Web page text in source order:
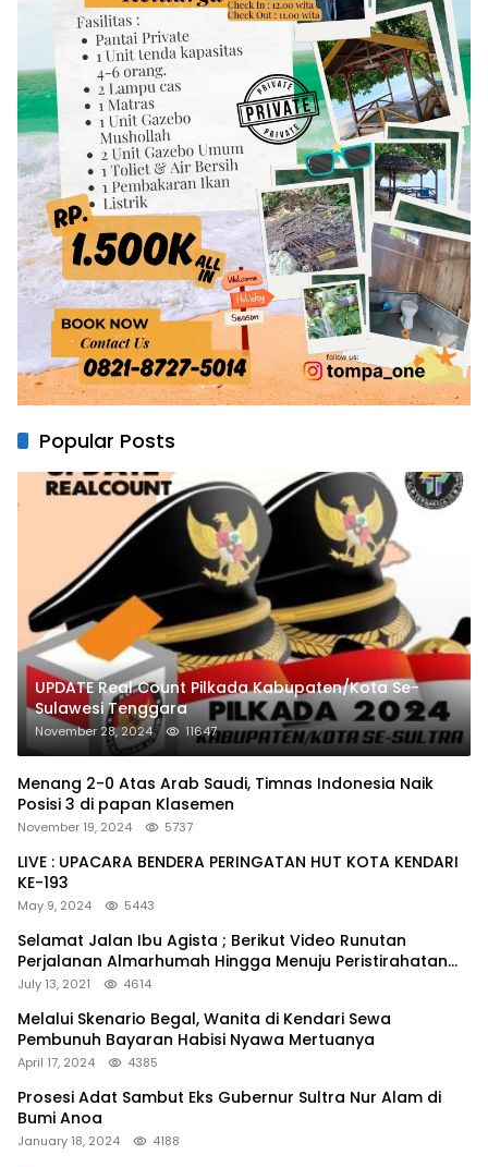
Popular Posts
UPDATE Real Count Pilkada Kabupaten/Kota Se-
Sulawesi Tenggara
November 28, 2024 11647
Menang 2-0 Atas Arab Saudi, Timnas Indonesia Naik
Posisi 3 di papan Klasemen
November 19, 2024 5737
LIVE : UPACARA BENDERA PERINGATAN HUT KOTA KENDARI
KE-193
May 9, 2024 5443
Selamat Jalan Ibu Agista ; Berikut Video Runutan
Perjalanan Almarhumah Hingga Menuju Peristirahatan
Terakhir
July 13, 2021 4614
Melalui Skenario Begal, Wanita di Kendari Sewa
Pembunuh Bayaran Habisi Nyawa Mertuanya
April 17, 2024 4385
Prosesi Adat Sambut Eks Gubernur Sultra Nur Alam di
Bumi Anoa
January 18, 2024 4188